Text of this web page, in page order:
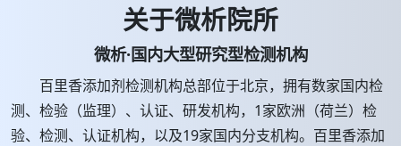
关于微析院所
微析·国内大型研究型检测机构
百里香添加剂检测机构总部位于北京，拥有数家国内检
测、检验（监理）、认证、研发机构，1家欧洲（荷兰）检
验、检测、认证机构，以及19家国内分支机构。百里香添加